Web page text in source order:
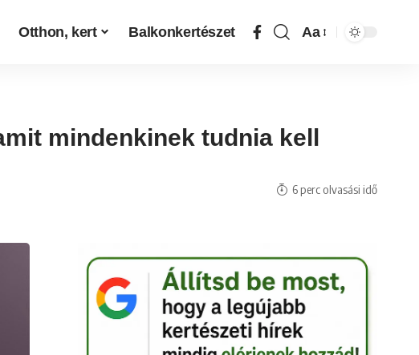
Otthon, kert Balkonkertészet Aa
mindenkinek tudnia kell
6 perc olvasási idő